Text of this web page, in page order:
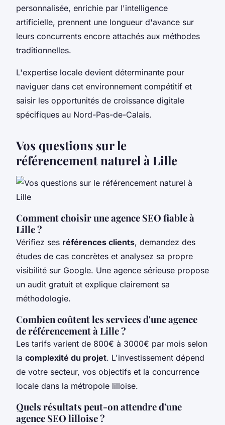
personnalisée, enrichie par l'intelligence
artificielle, prennent une longueur d'avance sur
leurs concurrents encore attachés aux méthodes
traditionnelles.
L'expertise locale devient déterminante pour
naviguer dans cet environnement compétitif et
saisir les opportunités de croissance digitale
spécifiques au Nord-Pas-de-Calais.
Vos questions sur le
référencement naturel à Lille
Comment choisir une agence SEO fiable à
Lille ?
Vérifiez ses références clients, demandez des
études de cas concrètes et analysez sa propre
visibilité sur Google. Une agence sérieuse propose
un audit gratuit et explique clairement sa
méthodologie.
Combien coûtent les services d'une agence
de référencement à Lille ?
Les tarifs varient de 800€ à 3000€ par mois selon
la complexité du projet. L'investissement dépend
de votre secteur, vos objectifs et la concurrence
locale dans la métropole lilloise.
Quels résultats peut-on attendre d'une
agence SEO lilloise ?